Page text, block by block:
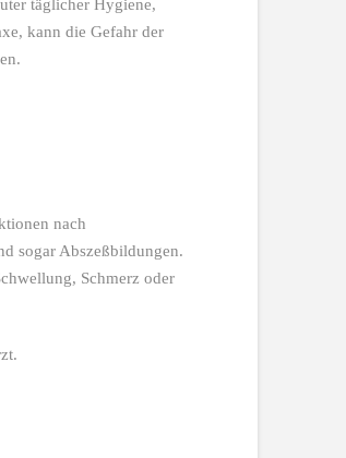
täglicher Hygiene,
kann die Gefahr der
nach
sogar Abszeßbildungen.
Schmerz oder